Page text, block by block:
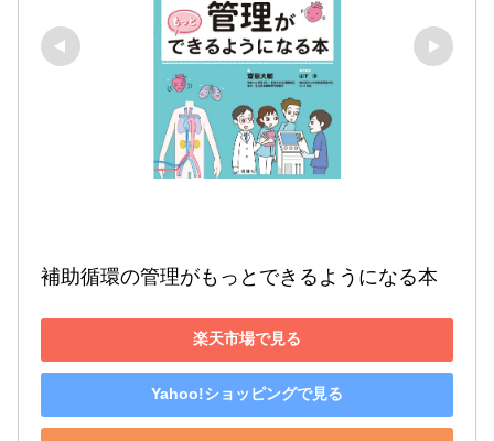
補助循環の管理がもっとできるようになる本
楽天市場で見る
Yahoo!ショッピングで見る